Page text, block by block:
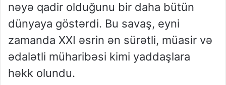
nəyə qadir olduğunu bir daha bütün
dünyaya göstərdi. Bu savaş, eyni
zamanda XXI əsrin ən sürətli, müasir və
ədalətli müharibəsi kimi yaddaşlara
həkk olundu.